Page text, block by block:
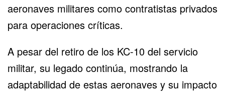
aeronaves militares como contratistas privados
para operaciones críticas.
A pesar del retiro de los KC-10 del servicio
militar, su legado continúa, mostrando la
adaptabilidad de estas aeronaves y su impacto